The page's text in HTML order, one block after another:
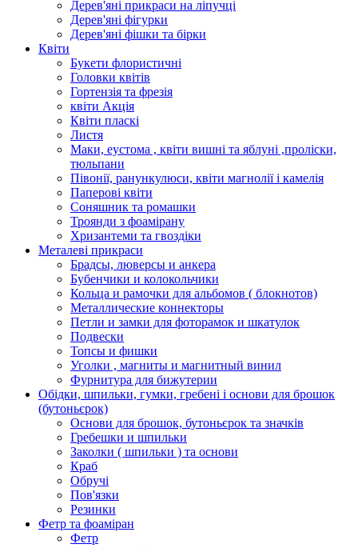
Дерев'яні прикраси на ліпучці
Дерев'яні фігурки
Дерев'яні фішки та бірки
Квіти
Букети флористичні
Головки квітів
Гортензія та фрезія
квіти Акція
Квіти пласкі
Листя
Маки, еустома , квіти вишні та яблуні ,проліски,
тюльпани
Півонії, ранункулюси, квіти магнолії і камелія
Паперові квіти
Соняшник та ромашки
Троянди з фоамірану
Хризантеми та гвоздіки
Металеві прикраси
Брадсы, люверсы и анкера
Бубенчики и колокольчики
Кольца и рамочки для альбомов ( блокнотов)
Металлические коннекторы
Петли и замки для фоторамок и шкатулок
Подвески
Топсы и фишки
Уголки , магниты и магнитный винил
Фурнитура для бижутерии
Обідки, шпильки, гумки, гребені і основи для брошок
(бутоньєрок)
Основи для брошок, бутоньєрок та значків
Гребешки и шпильки
Заколки ( шпильки ) та основи
Краб
Обручі
Пов'язки
Резинки
Фетр та фоаміран
Фетр